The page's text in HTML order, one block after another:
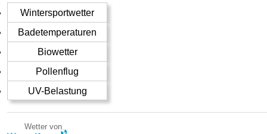
Wintersportwetter
Badetemperaturen
Biowetter
Pollenflug
UV-Belastung
Wetter von